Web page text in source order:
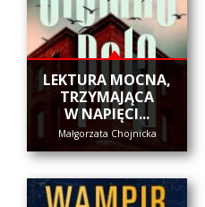
​LEKTURA MOCNA,
TRZYMAJĄCA
W NAPIĘCI...
Małgorzata Chojnicka